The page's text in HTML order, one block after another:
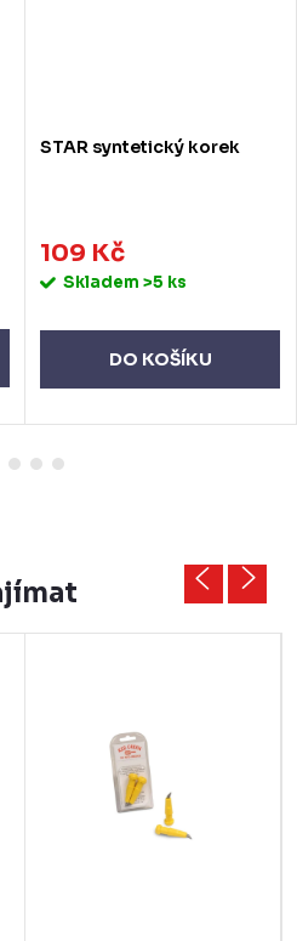
STAR syntetický korek
109 Kč
Skladem >5 ks
DO KOŠÍKU